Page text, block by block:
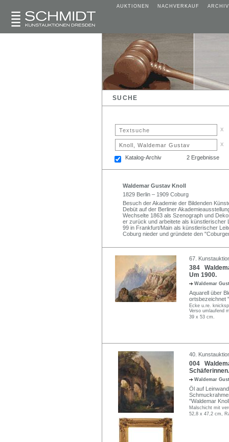
AUKTIONEN NACHVERKAUF ARCHIV
SUCHE
x
x
Katalog-Archiv 2 Ergebnisse
Waldemar Gustav Knoll
1829 Berlin – 1909 Coburg
Besuch der Akademie der Bildenden
Debüt auf der Berliner
Wechselte 1863 als Szenograph und
er zurück und arbeitete als künstlerischer
99 in Frankfurt/Main als künstlerischer
Coburg nieder und gründete den
67.
384
Um 1900.
Waldemar
Aquarell über
ortsbezeichnet
Ecke u.re.
Verso umlaufend
39 x 53 cm.
40.
004
Waldemar
Öl auf
"Waldemar
Malschicht mit
52,8 x 47,2 cm,